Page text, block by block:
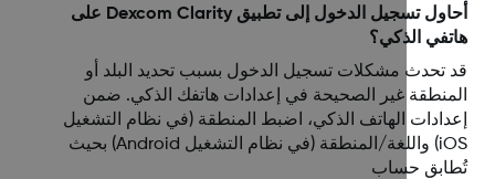
أحاول تسجيل الدخول إلى تطبيق Dexcom Clarity على
الذكي؟
تحدث مشكلات تسجيل الدخول بسبب تحديد البلد أو
غير الصحيحة في إعدادات هاتفك الذكي. ضمن
الهاتف الذكي، اضبط المنطقة (في نظام التشغيل
iOS) واللغة/المنطقة (في نظام التشغيل Android) بحيث
حساب